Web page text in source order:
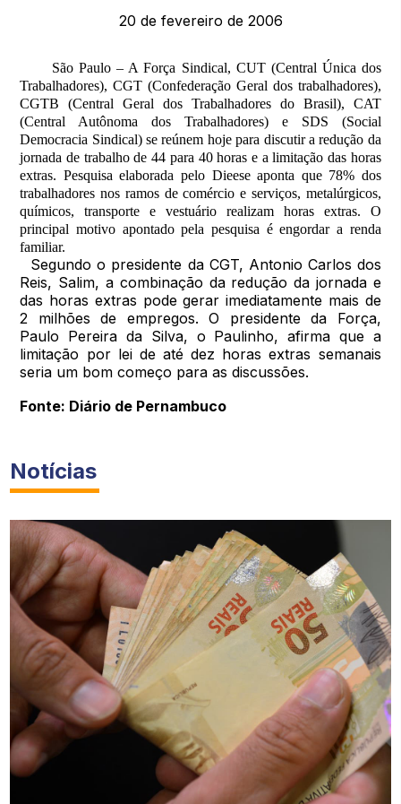
20 de fevereiro de 2006
São Paulo – A Força Sindical, CUT (Central Única dos
Trabalhadores), CGT (Confederação Geral dos trabalhadores),
CGTB (Central Geral dos Trabalhadores do Brasil), CAT
(Central Autônoma dos Trabalhadores) e SDS (Social
Democracia Sindical) se reúnem hoje para discutir a redução da
jornada de trabalho de 44 para 40 horas e a limitação das horas
extras. Pesquisa elaborada pelo Dieese aponta que 78% dos
trabalhadores nos ramos de comércio e serviços, metalúrgicos,
químicos, transporte e vestuário realizam horas extras. O
principal motivo apontado pela pesquisa é engordar a renda
familiar.
Segundo o presidente da CGT, Antonio Carlos dos
Reis, Salim, a combinação da redução da jornada e
das horas extras pode gerar imediatamente mais de
2 milhões de empregos. O presidente da Força,
Paulo Pereira da Silva, o Paulinho, afirma que a
limitação por lei de até dez horas extras semanais
seria um bom começo para as discussões.
Fonte: Diário de Pernambuco
Notícias